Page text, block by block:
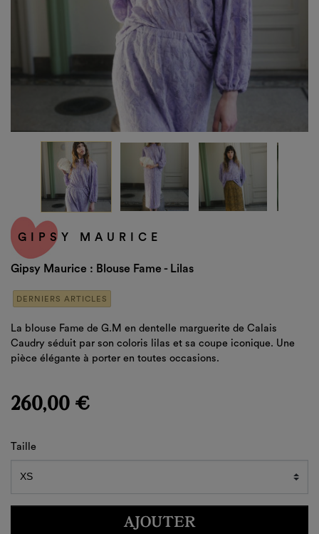
GIPSY MAURICE
Gipsy Maurice : Blouse Fame - Lilas
DERNIERS ARTICLES
La blouse Fame de G.M en dentelle marguerite de Calais
Caudry séduit par son coloris lilas et sa coupe iconique. Une
pièce élégante à porter en toutes occasions.
260,00 €
Taille
AJOUTER